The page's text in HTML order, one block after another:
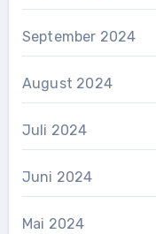
September 2024
August 2024
Juli 2024
Juni 2024
Mai 2024